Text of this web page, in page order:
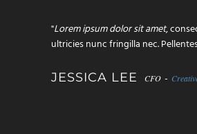
"Lorem ipsum dolor sit amet,
ultricies nunc fringilla nec.
JESSICA LEE CFO -